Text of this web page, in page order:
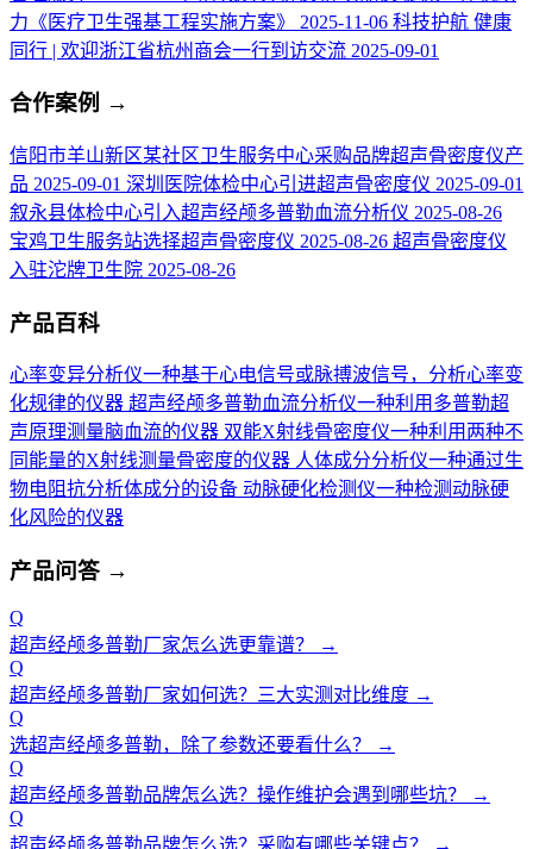
力《医疗卫生强基工程实施方案》
2025-11-06 科技护航 健康
同行 | 欢迎浙江省杭州商会一行到访交流 2025-09-01
合作案例 →
信阳市羊山新区某社区卫生服务中心采购品牌超声骨密度仪产
品 2025-09-01 深圳医院体检中心引进超声骨密度仪 2025-09-01
叙永县体检中心引入超声经颅多普勒血流分析仪 2025-08-26
宝鸡卫生服务站选择超声骨密度仪 2025-08-26 超声骨密度仪
入驻沱牌卫生院 2025-08-26
产品百科
心率变异分析仪一种基于心电信号或脉搏波信号，分析心率变
化规律的仪器 超声经颅多普勒血流分析仪一种利用多普勒超
声原理测量脑血流的仪器 双能X射线骨密度仪一种利用两种不
同能量的X射线测量骨密度的仪器 人体成分分析仪一种通过生
物电阻抗分析体成分的设备 动脉硬化检测仪一种检测动脉硬
化风险的仪器
产品问答 →
Q
超声经颅多普勒厂家怎么选更靠谱？
→
Q
超声经颅多普勒厂家如何选？三大实测对比维度 →
Q
选超声经颅多普勒，除了参数还要看什么？
→
Q
超声经颅多普勒品牌怎么选？操作维护会遇到哪些坑？
→
Q
超声经颅多普勒品牌怎么选？采购有哪些关键点？
→